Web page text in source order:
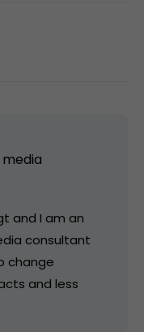
and I am an
consultant
change
and less